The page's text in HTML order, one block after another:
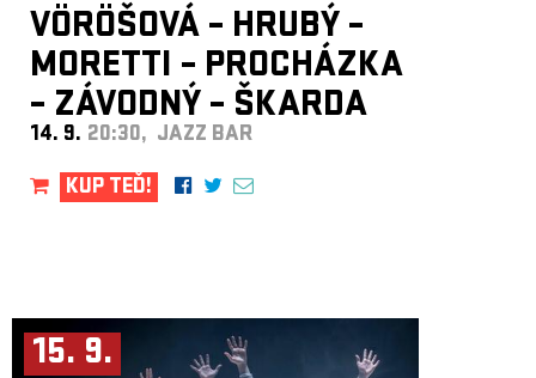
VÖRÖŠOVÁ – HRUBÝ –
MORETTI – PROCHÁZKA
– ZÁVODNÝ – ŠKARDA
14. 9. 20:30, JAZZ BAR
KUP TEĎ!
15. 9.